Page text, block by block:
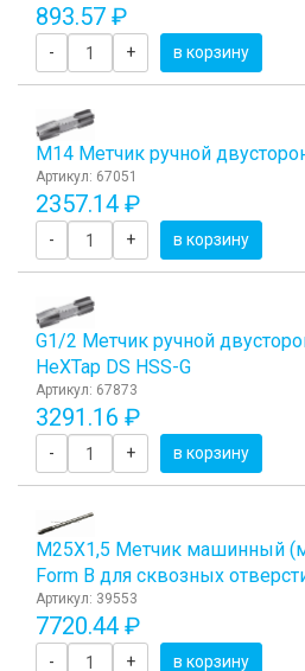
893.57 ₽
- + в корзину
М14 Метчик ручной
Артикул: 67051
2357.14 ₽
- + в корзину
G1/2 Метчик ручной
HeХTap DS HSS-G
Артикул: 67873
3291.16 ₽
- + в корзину
М25Х1,5 Метчик машинный
Form B для сквозных
Артикул: 39553
7720.44 ₽
- + в корзину